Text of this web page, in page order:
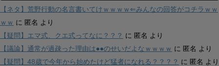
【ネタ】荒野行動の名言書いてけｗｗｗｗ⇐みんなの回答がコチラｗｗ
ｗｗ に 匿名 より
【疑問】エマ式、クエ式ってなに？？？ に 匿名 より
【議論】通常が過疎った理由は●●のせいだよなｗｗｗｗ に 匿名 より
【疑問】48歳で今年から始めたけど猛者になれる？？？？ に 匿名 より